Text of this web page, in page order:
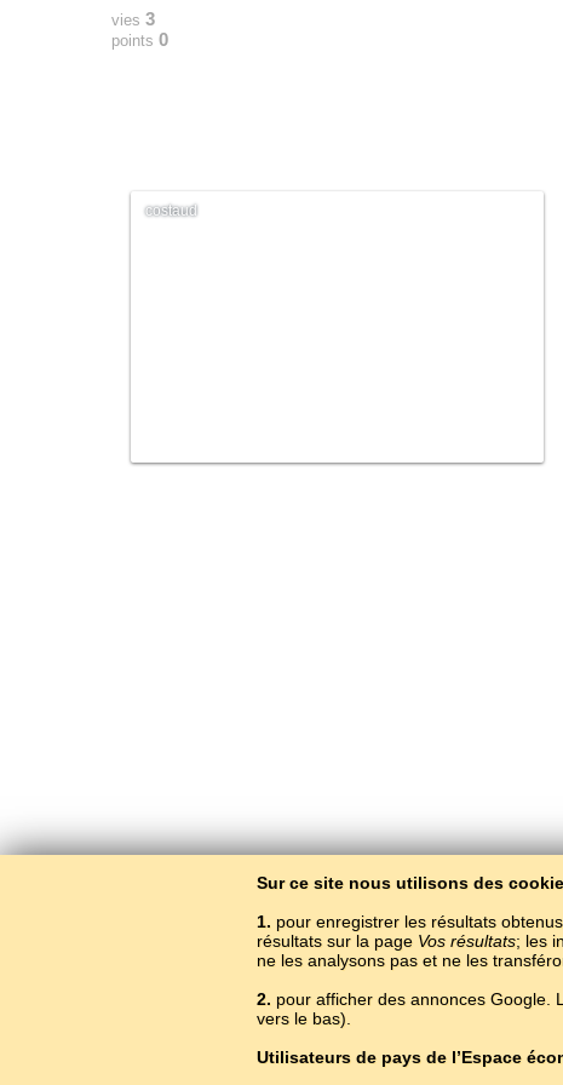
Sur ce site nous utilisons des
1. pour enregistrer les résultats
résultats sur la page Vos résultats; les
ne les analysons pas et ne les
2. pour afficher des annonces Google.
vers le bas).
Utilisateurs de pays de l’Espace
vies 3
points 0
costaud